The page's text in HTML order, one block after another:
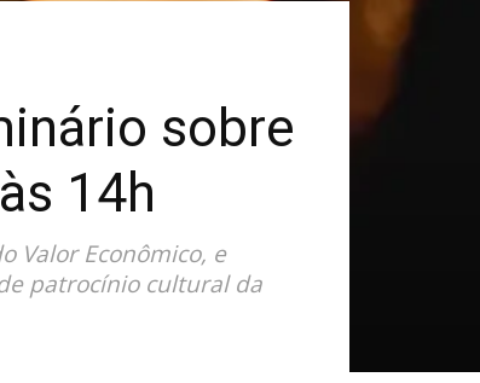
sobre
14h
Valor Econômico, e
patrocínio cultural da